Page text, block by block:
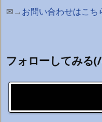
✉→ お問い合わせはこち
フォローしてみる